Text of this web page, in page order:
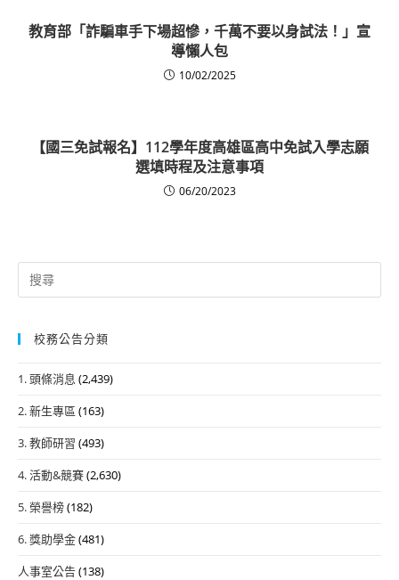
教育部「詐騙車手下場超慘，千萬不要以身試法！」宣
導懶人包
10/02/2025
【國三免試報名】112學年度高雄區高中免試入學志願
選填時程及注意事項
06/20/2023
Search
for:
校務公告分類
1. 頭條消息 (2,439)
2. 新生專區 (163)
3. 教師研習 (493)
4. 活動&競賽(2,630)
5. 榮譽榜(182)
6. 獎助學金(481)
人事室公告(138)